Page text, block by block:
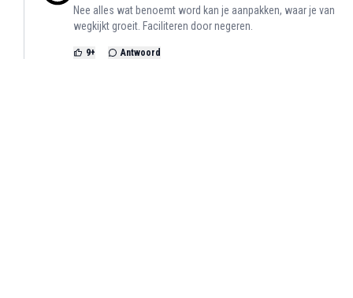
Nee alles wat benoemt word kan je aanpakken, waar je van
wegkijkt groeit. Faciliteren door negeren.
9+ Antwoord